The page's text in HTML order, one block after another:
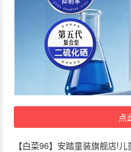
点
【白菜96】安踏童装旗舰店!